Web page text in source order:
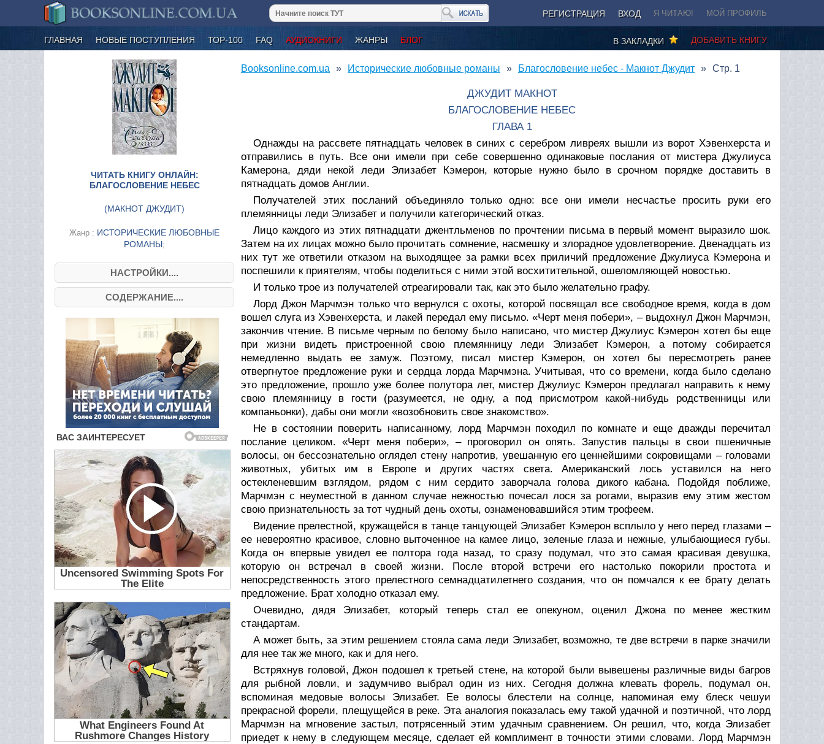
РЕГИСТРАЦИЯ ВХОД Я ЧИТАЮ! МОЙ ПРОФИЛЬ
ГЛАВНАЯ НОВЫЕ ПОСТУПЛЕНИЯ ТОР-100 FAQ АУДИОКНИГИ ЖАНРЫ БЛОГ ДОБАВИТЬ КНИГУ
В ЗАКЛАДКИ
ЧИТАТЬ КНИГУ ОНЛАЙН:
БЛАГОСЛОВЕНИЕ НЕБЕС
(МАКНОТ ДЖУДИТ)
Жанр : ИСТОРИЧЕСКИЕ ЛЮБОВНЫЕ
РОМАНЫ;
НАСТРОЙКИ....
СОДЕРЖАНИЕ....
Booksonline.com.ua Исторические любовные романы Благословение небес - Макнот Джудит Стр. 1
ДЖУДИТ МАКНОТ
БЛАГОСЛОВЕНИЕ НЕБЕС
ГЛАВА 1
Однажды на рассвете пятнадцать человек в синих с серебром ливреях вышли из ворот Хэвенхерста и
отправились в путь. Все они имели при себе совершенно одинаковые послания от мистера Джулиуса
Камерона, дяди некой леди Элизабет Кэмерон, которые нужно было в срочном порядке доставить в
пятнадцать домов Англии.
Получателей этих посланий объединяло только одно: все они имели несчастье просить руки его
племянницы леди Элизабет и получили категорический отказ.
Лицо каждого из этих пятнадцати джентльменов по прочтении письма в первый момент выразило шок.
Затем на их лицах можно было прочитать сомнение, насмешку и злорадное удовлетворение. Двенадцать из
них тут же ответили отказом на выходящее за рамки всех приличий предложение Джулиуса Кэмерона и
поспешили к приятелям, чтобы поделиться с ними этой восхитительной, ошеломляющей новостью.
И только трое из получателей отреагировали так, как это было желательно графу.
Лорд Джон Марчмэн только что вернулся с охоты, которой посвящал все свободное время, когда в дом
вошел слуга из Хэвенхерста, и лакей передал ему письмо. «Черт меня побери», – выдохнул Джон Марчмэн,
закончив чтение. В письме черным по белому было написано, что мистер Джулиус Кэмерон хотел бы еще
при жизни видеть пристроенной свою племянницу леди Элизабет Кэмерон, а потому собирается
немедленно выдать ее замуж. Поэтому, писал мистер Кэмерон, он хотел бы пересмотреть ранее
отвергнутое предложение руки и сердца лорда Марчмэна. Учитывая, что со времени, когда было сделано
это предложение, прошло уже более полутора лет, мистер Джулиус Кэмерон предлагал направить к нему
свою племянницу в гости (разумеется, не одну, а под присмотром какой-нибудь родственницы или
компаньонки), дабы они могли «возобновить свое знакомство».
Не в состоянии поверить написанному, лорд Марчмэн походил по комнате и еще дважды перечитал
послание целиком. «Черт меня побери», – проговорил он опять. Запустив пальцы в свои пшеничные
волосы, он бессознательно оглядел стену напротив, увешанную его ценнейшими сокровищами – головами
животных, убитых им в Европе и других частях света. Американский лось уставился на него
остекленевшим взглядом, рядом с ним сердито заворчала голова дикого кабана. Подойдя поближе,
Марчмэн с неуместной в данном случае нежностью почесал лося за рогами, выразив ему этим жестом
свою признательность за тот чудный день охоты, ознаменовавшийся этим трофеем.
Видение прелестной, кружащейся в танце танцующей Элизабет Кэмерон всплыло у него перед глазами –
ее невероятно красивое, словно выточенное на камее лицо, зеленые глаза и нежные, улыбающиеся губы.
Когда он впервые увидел ее полтора года назад, то сразу подумал, что это самая красивая девушка,
которую он встречал в своей жизни. После второй встречи его настолько покорили простота и
непосредственность этого прелестного семнадцатилетнего создания, что он помчался к ее брату делать
предложение. Брат холодно отказал ему.
Очевидно, дядя Элизабет, который теперь стал ее опекуном, оценил Джона по менее жестким
стандартам.
А может быть, за этим решением стояла сама леди Элизабет, возможно, те две встречи в парке значили
для нее так же много, как и для него.
Встряхнув головой, Джон подошел к третьей стене, на которой были вывешены различные виды багров
для рыбной ловли, и задумчиво выбрал один из них. Сегодня должна клевать форель, подумал он,
вспоминая медовые волосы Элизабет. Ее волосы блестели на солнце, напоминая ему блеск чешуи
прекрасной форели, плещущейся в реке. Эта аналогия показалась ему такой удачной и поэтичной, что лорд
Марчмэн на мгновение застыл, потрясенный этим удачным сравнением. Он решил, что, когда Элизабет
приедет к нему в следующем месяце, сделает ей комплимент в точности этими словами. Лорд Марчмэн